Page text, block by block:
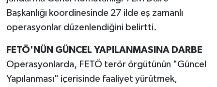
Başkanlığı koordinesinde 27 ilde eş zamanlı
operasyonlar düzenlendiğini belirtti.
FETÖ'NÜN GÜNCEL YAPILANMASINA DARBE
Operasyonlarda, FETÖ terör örgütünün "Güncel
Yapılanması" içerisinde faaliyet yürütmek,